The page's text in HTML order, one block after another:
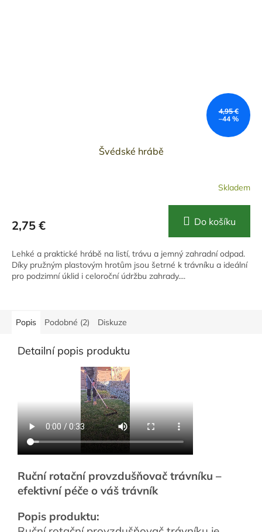
4,95 €
–44 %
Švédské hrábě
Skladem
2,75 € Do košíku
Lehké a praktické hrábě na listí, trávu a jemný zahradní odpad.
Díky pružným plastovým hrotům jsou šetrné k trávníku a ideální
pro podzimní úklid i celoroční údržbu zahrady....
Popis Podobné (2) Diskuze
Detailní popis produktu
Ruční rotační provzdušňovač trávníku –
efektivní péče o váš trávník
Popis produktu: